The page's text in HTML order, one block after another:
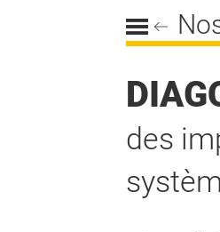
des